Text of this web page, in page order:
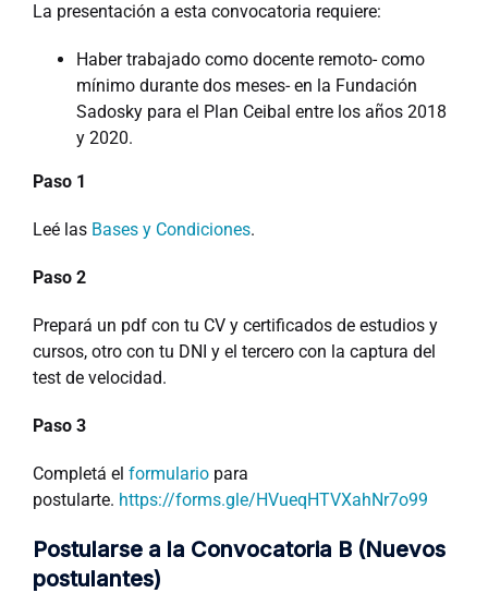
La presentación a esta convocatoria requiere:
Haber trabajado como docente remoto- como
mínimo durante dos meses- en la Fundación
Sadosky para el Plan Ceibal entre los años 2018
y 2020.
Paso 1
Leé las Bases y Condiciones.
Paso 2
Prepará un pdf con tu CV y certificados de estudios y
cursos, otro con tu DNI y el tercero con la captura del
test de velocidad.
Paso 3
Completá el formulario para
postularte. https://forms.gle/HVueqHTVXahNr7o99
Postularse a la Convocatoria B (Nuevos
postulantes)